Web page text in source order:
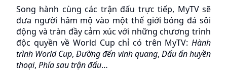
Song hành cùng các trận đấu trực tiếp, MyTV sẽ
đưa người hâm mộ vào một thế giới bóng đá sôi
động và tràn đầy cảm xúc với những chương trình
độc quyền về World Cup chỉ có trên MyTV: Hành
trình World Cup, Đường đến vinh quang, Dấu ấn huyền
thoại, Phía sau trận đấu…